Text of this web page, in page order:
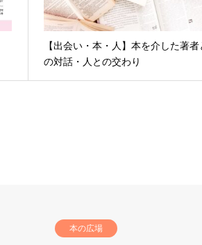
【出会い・本・人】本を介した著者
の対話・人との交わり
本の広場